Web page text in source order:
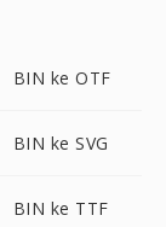
BIN ke OTF
BIN ke SVG
BIN ke TTF